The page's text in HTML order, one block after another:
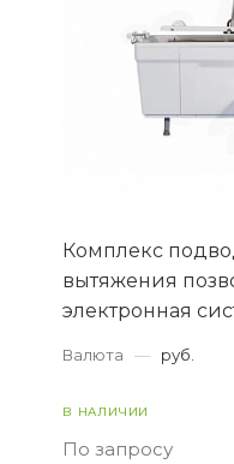
Комплекс
вытяжения
электронная
Валюта — руб.
В НАЛИЧИИ
По запросу